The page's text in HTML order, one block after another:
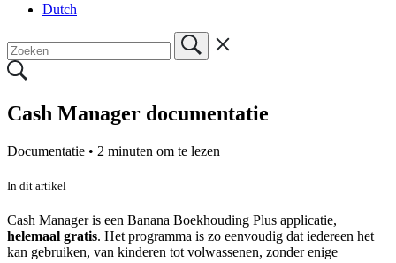
Dutch
Cash Manager documentatie
Documentatie • 2 minuten om te lezen
In dit artikel
Cash Manager is een Banana Boekhouding Plus applicatie,
helemaal gratis. Het programma is zo eenvoudig dat iedereen het
kan gebruiken, van kinderen tot volwassenen, zonder enige